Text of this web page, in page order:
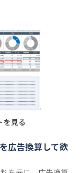
を見る
広告換算して欲